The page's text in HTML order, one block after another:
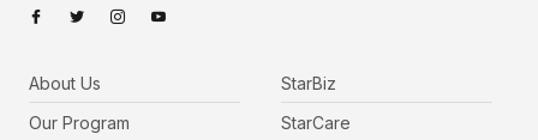
About Us
Our Program
StarBiz
StarCare